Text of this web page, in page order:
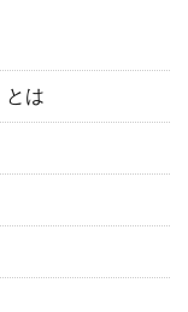
とは